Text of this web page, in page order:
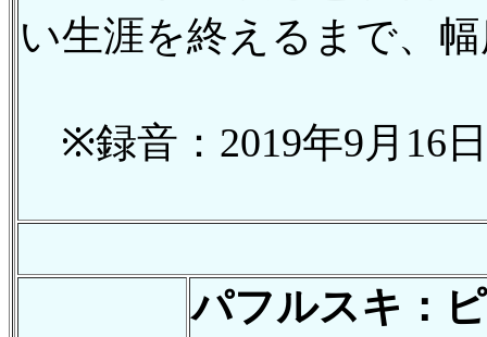
い生涯を終えるまで、
※録音：2019年9月16
パフルスキ：